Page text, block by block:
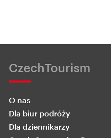
CzechTourism
O nas
Dla biur podróży
Dla dziennikarzy